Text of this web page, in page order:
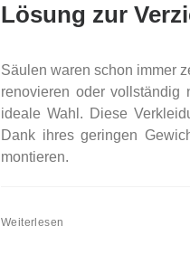
Lösung zur
Säulen waren schon immer
renovieren oder vollständig
ideale Wahl. Diese
Dank ihres geringen
montieren.
Weiterlesen